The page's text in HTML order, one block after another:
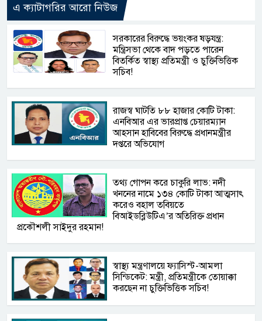
এ ক্যাটাগরির আরো নিউজ
সরকারের বিরুদ্ধে ভয়ংকর ষড়যন্ত্র:
মন্ত্রিসভা থেকে বাদ পড়তে পারেন
বিতর্কিত স্বাস্থ্য প্রতিমন্ত্রী ও চুক্তিভিত্তিক
সচিব!
রাজস্ব ঘাটতি ৮৮ হাজার কোটি টাকা:
এনবিআর এর ভারপ্রাপ্ত চেয়ারম্যান
আহসান হাবিবের বিরুদ্ধে প্রধানমন্ত্রীর
দপ্তরে অভিযোগ
তথ্য গোপন করে চাকুরি লাভ: নদী
খননের নামে ১৩৪ কোটি টাকা আত্মসাৎ
করেও বহাল তবিয়তে
বিআইডব্লিউটিএ’র অতিরিক্ত প্রধান
প্রকৌশলী সাইদুর রহমান!
স্বাস্থ্য মন্ত্রণালয়ে ফ্যাসিস্ট-আমলা
সিন্ডিকেট: মন্ত্রী, প্রতিমন্ত্রীকে তোয়াক্কা
করছেন না চুক্তিভিত্তিক সচিব!